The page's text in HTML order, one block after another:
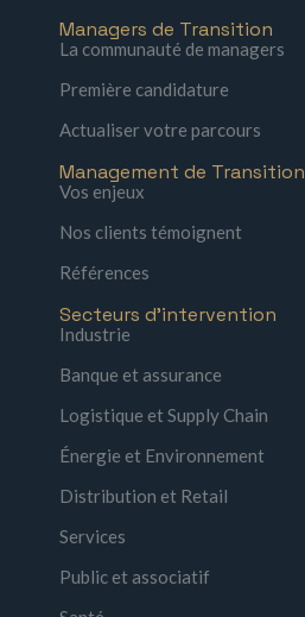
Managers de Transition
La communauté de managers
Première candidature
Actualiser votre parcours
Management de Transition
Vos enjeux
Nos clients témoignent
Références
Secteurs d'intervention
Industrie
Banque et assurance
Logistique et Supply Chain
Énergie et Environnement
Distribution et Retail
Services
Public et associatif